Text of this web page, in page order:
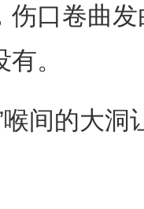
口卷曲发
。
的大洞让